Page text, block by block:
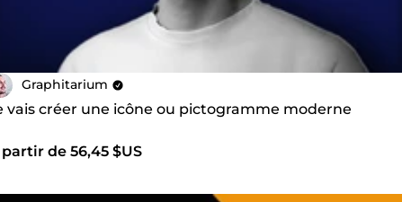
Graphitarium
vais créer une icône ou pictogramme moderne
de 56,45 $US